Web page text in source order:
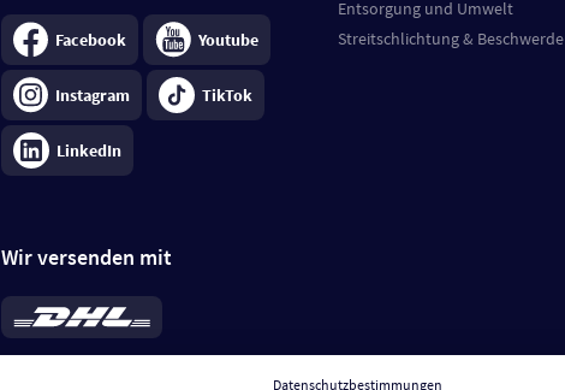
Facebook Youtube
Instagram TikTok
LinkedIn
Wir versenden mit
*Standard 6,95 €; bei Kühlware zzgl. 0,99 €
je Bestellung, insgesamt 7,94 €. Lieferzeit3-
Entsorgung und Umwelt
Streitschlichtung & Beschwerde
Datenschutzbestimmungen